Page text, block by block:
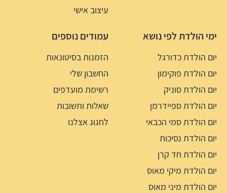
עיצוב אישי
ימי הולדת לפי נושא
יום הולדת כדורגל
יום הולדת פוקימון
יום הולדת סוניק
יום הולדת ספיידרמן
יום הולדת סמי הכבאי
יום הולדת נסיכות
יום הולדת חד קרן
יום הולדת מיקי מאוס
יום הולדת מיני מאוס
עמודים נוספים
הזמנות בסיטונאות
החשבון שלי
רשימת מועדפים
שאלות ותשובות
לחגוג אצלנו